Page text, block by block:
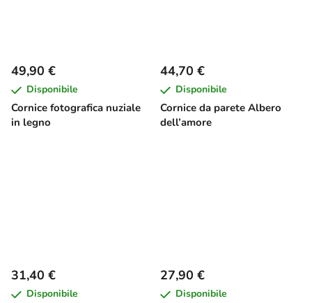
Cornice fotografica nuziale
in legno
49,90 €
Disponibile
Cornice da parete Albero
dell’amore
44,70 €
Disponibile
31,40 €
Disponibile
27,90 €
Disponibile